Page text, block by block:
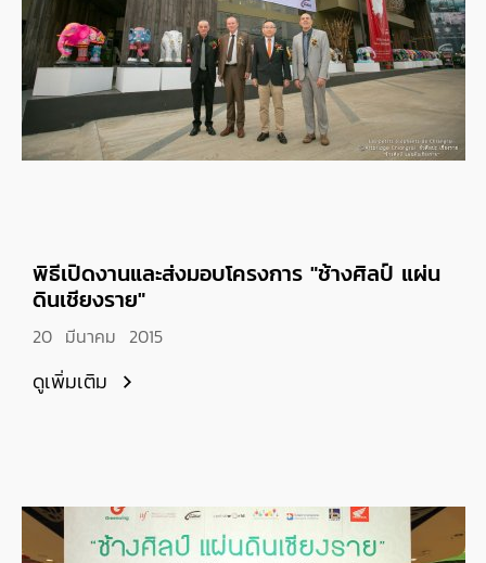
พิธีเปิดงานและส่งมอบโครงการ "ช้างศิลป์ แผ่น
ดินเชียงราย"
20 มีนาคม 2015
ดูเพิ่มเติม